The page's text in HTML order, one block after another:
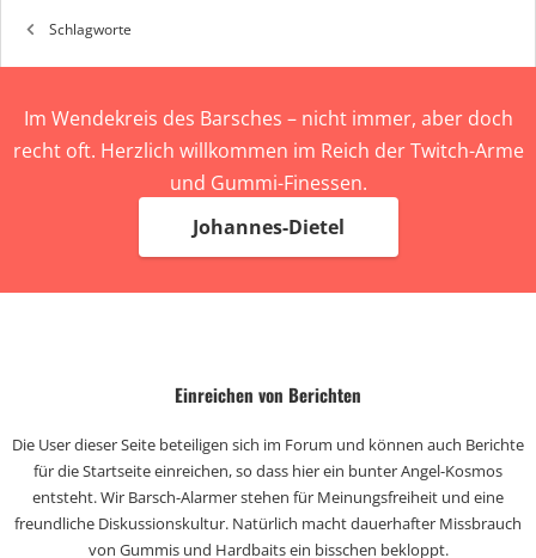
Schlagworte
Im Wendekreis des Barsches – nicht immer, aber doch
recht oft. Herzlich willkommen im Reich der Twitch-Arme
und Gummi-Finessen.
Johannes-Dietel
Einreichen von Berichten
Die User dieser Seite beteiligen sich im Forum und können auch Berichte
für die Startseite einreichen, so dass hier ein bunter Angel-Kosmos
entsteht. Wir Barsch-Alarmer stehen für Meinungsfreiheit und eine
freundliche Diskussionskultur. Natürlich macht dauerhafter Missbrauch
von Gummis und Hardbaits ein bisschen bekloppt.